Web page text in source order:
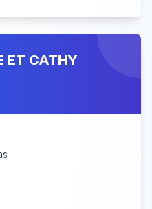
ET CATHY